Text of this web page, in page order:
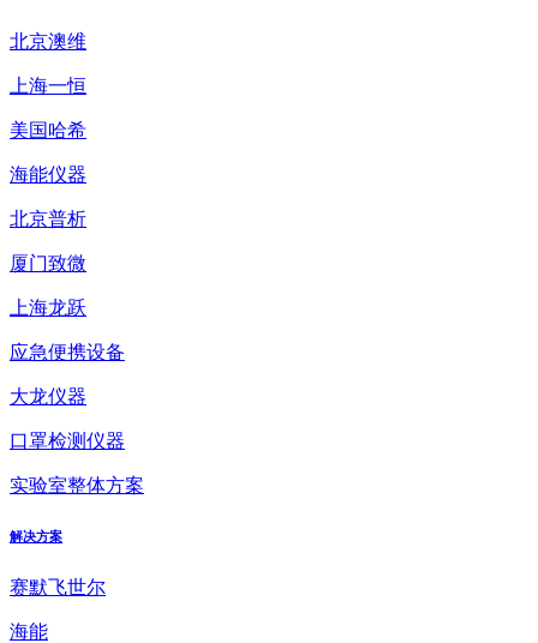
北京澳维
上海一恒
美国哈希
海能仪器
北京普析
厦门致微
上海龙跃
应急便携设备
大龙仪器
口罩检测仪器
实验室整体方案
解决方案
赛默飞世尔
海能